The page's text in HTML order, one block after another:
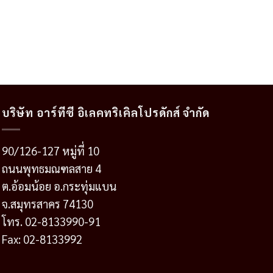
บริษัท อาร์ทีซี อิเลคทริเคิลโปรดักส์ จำกัด
90/126-127 หมู่ที่ 10
ถนนพุทธมณฑลสาย 4
ต.อ้อมน้อย อ.กระทุ่มแบน
จ.สมุทรสาคร 74130
โทร. 02-8133990-91
Fax: 02-8133992